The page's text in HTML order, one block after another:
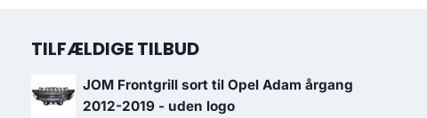
TILFÆLDIGE TILBUD
JOM Frontgrill sort til Opel Adam årgang
2012-2019 - uden logo